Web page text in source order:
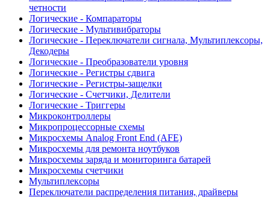
четности
Логические - Компараторы
Логические - Мультивибраторы
Логические - Переключатели сигнала, Мультиплексоры,
Декодеры
Логические - Преобразователи уровня
Логические - Регистры сдвига
Логические - Регистры-защелки
Логические - Счетчики, Делители
Логические - Триггеры
Микроконтроллеры
Микропроцессорные схемы
Микросхемы Analog Front End (AFE)
Микросхемы для ремонта ноутбуков
Микросхемы заряда и мониторинга батарей
Микросхемы счетчики
Мультиплексоры
Переключатели распределения питания, драйверы